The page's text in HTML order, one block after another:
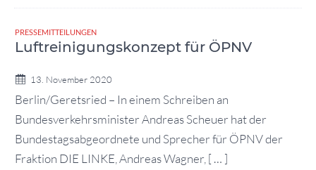
PRESSEMITTEILUNGEN
Luftreinigungskonzept für ÖPNV
13. November 2020
Berlin/Geretsried – In einem Schreiben an
Bundesverkehrsminister Andreas Scheuer hat der
Bundestagsabgeordnete und Sprecher für ÖPNV der
Fraktion DIE LINKE, Andreas Wagner, [ … ]